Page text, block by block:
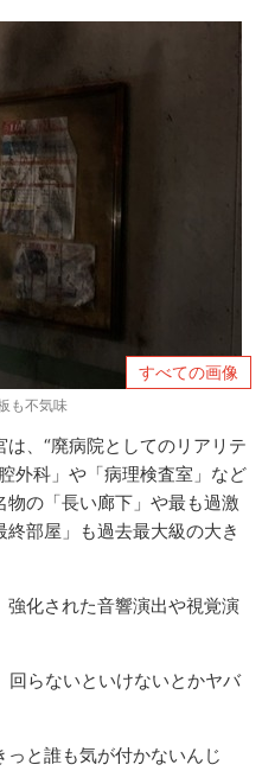
すべての画像
も不気味
、“廃病院としてのリアリテ
外科」や「病理検査室」など
の「長い廊下」や最も過激
部屋」も過去最大級の大き
化された音響演出や視覚演
らないといけないとかヤバ
と誰も気が付かないんじ